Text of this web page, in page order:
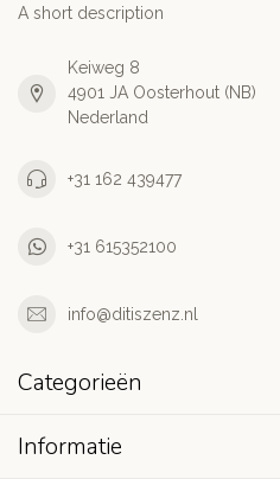
A short description
Keiweg 8
4901 JA Oosterhout (NB)
Nederland
+31 162 439477
+31 615352100
info@ditiszenz.nl
Categorieën
Informatie